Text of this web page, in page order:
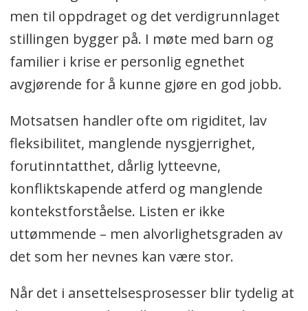
men til oppdraget og det verdigrunnlaget
stillingen bygger på. I møte med barn og
familier i krise er personlig egnethet
avgjørende for å kunne gjøre en god jobb.
Motsatsen handler ofte om rigiditet, lav
fleksibilitet, manglende nysgjerrighet,
forutinntatthet, dårlig lytteevne,
konfliktskapende atferd og manglende
kontekstforståelse. Listen er ikke
uttømmende – men alvorlighetsgraden av
det som her nevnes kan være stor.
Når det i ansettelsesprosesser blir tydelig at